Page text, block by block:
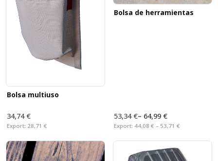
Bolsa multiuso
34,74 €
Export: 28,71 €
Bolsa de herramientas
53,34 €– 64,99 €
Export: 44,08 € – 53,71 €